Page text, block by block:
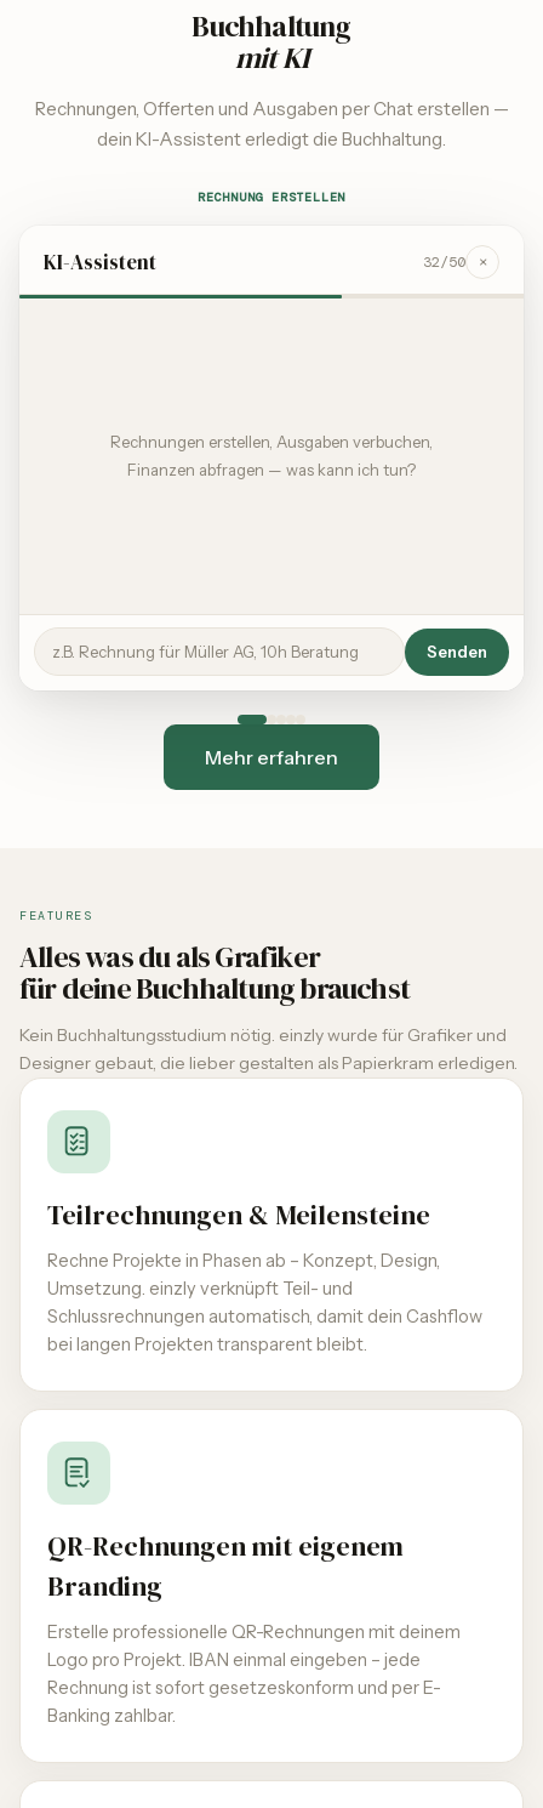
Buchhaltung
mit KI
Rechnungen, Offerten und Ausgaben per Chat erstellen —
dein KI-Assistent erledigt die Buchhaltung.
Mehr erfahren
RECHNUNG ERSTELLEN
KI-Assistent 32/50 ×
Rechnungen erstellen, Ausgaben verbuchen,
Finanzen abfragen — was kann ich tun?
z.B. Rechnung für Müller AG, 10h Beratung Senden
FEATURES
Alles was du als Grafiker
für deine Buchhaltung brauchst
Kein Buchhaltungsstudium nötig. einzly wurde für Grafiker und
Designer gebaut, die lieber gestalten als Papierkram erledigen.
Teilrechnungen & Meilensteine
Rechne Projekte in Phasen ab – Konzept, Design,
Umsetzung. einzly verknüpft Teil- und
Schlussrechnungen automatisch, damit dein Cashflow
bei langen Projekten transparent bleibt.
QR-Rechnungen mit eigenem
Branding
Erstelle professionelle QR-Rechnungen mit deinem
Logo pro Projekt. IBAN einmal eingeben – jede
Rechnung ist sofort gesetzeskonform und per E-
Banking zahlbar.